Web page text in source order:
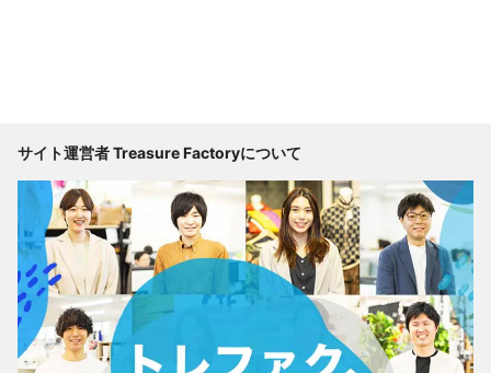
サイト運営者 Treasure Factoryについて